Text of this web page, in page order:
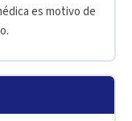
es motivo de